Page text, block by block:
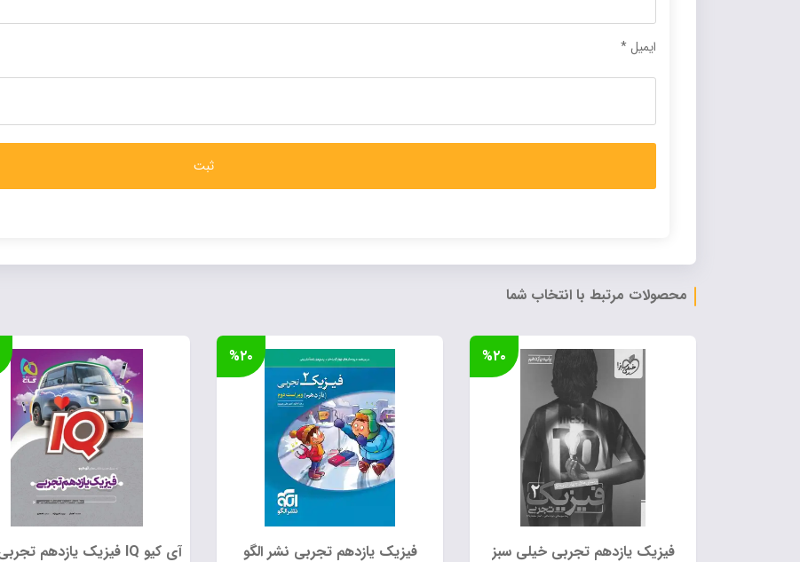
ایمیل*
محصولات مرتبط با انتخاب شما
فیزیک یازدهم تجربی خیلی سبز
%۲۰
فیزیک یازدهم تجربی نشر الگو
%۲۰
آی کیو IQ فیزیک یازدهم تجربی گاج